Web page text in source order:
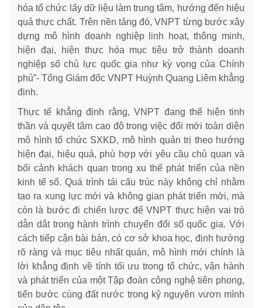
hóa tổ chức lấy dữ liệu làm trung tâm, hướng đến hiệu
quả thực chất. Trên nền tảng đó, VNPT từng bước xây
dựng mô hình doanh nghiệp linh hoạt, thông minh,
hiện đại, hiện thực hóa mục tiêu trở thành doanh
nghiệp số chủ lực quốc gia như kỳ vọng của Chính
phủ”- Tổng Giám đốc VNPT Huỳnh Quang Liêm khẳng
định.
Thực tế khẳng định rằng, VNPT đang thể hiện tinh
thần và quyết tâm cao độ trong việc đổi mới toàn diện
mô hình tổ chức SXKD, mô hình quản trị theo hướng
hiện đại, hiệu quả, phù hợp với yêu cầu chủ quan và
bối cảnh khách quan trong xu thế phát triển của nền
kinh tế số. Quá trình tái cấu trúc này không chỉ nhằm
tạo ra xung lực mới và không gian phát triển mới, mà
còn là bước đi chiến lược để VNPT thực hiện vai trò
dẫn dắt trong hành trình chuyển đổi số quốc gia. Với
cách tiếp cận bài bản, có cơ sở khoa học, định hướng
rõ ràng và mục tiêu nhất quán, mô hình mới chính là
lời khẳng định về tính tối ưu trong tổ chức, vận hành
và phát triển của một Tập đoàn công nghệ tiên phong,
tiến bước cùng đất nước trong kỷ nguyên vươn mình